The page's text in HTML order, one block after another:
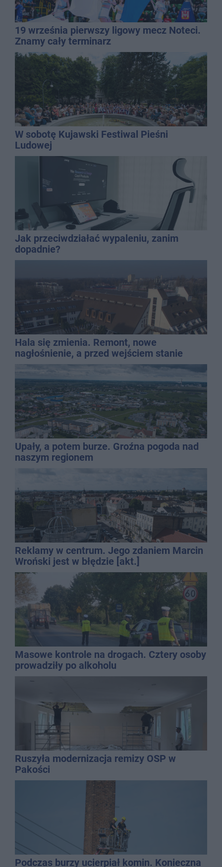
19 września pierwszy ligowy mecz Noteci.
Znamy cały terminarz
W sobotę Kujawski Festiwal Pieśni
Ludowej
Jak przeciwdziałać wypaleniu, zanim
dopadnie?
Hala się zmienia. Remont, nowe
nagłośnienie, a przed wejściem stanie
QEMETICA ARENA
Upały, a potem burze. Groźna pogoda nad
naszym regionem
Reklamy w centrum. Jego zdaniem Marcin
Wroński jest w błędzie [akt.]
Masowe kontrole na drogach. Cztery osoby
prowadziły po alkoholu
Ruszyła modernizacja remizy OSP w
Pakości
Podczas burzy ucierpiał komin. Konieczna